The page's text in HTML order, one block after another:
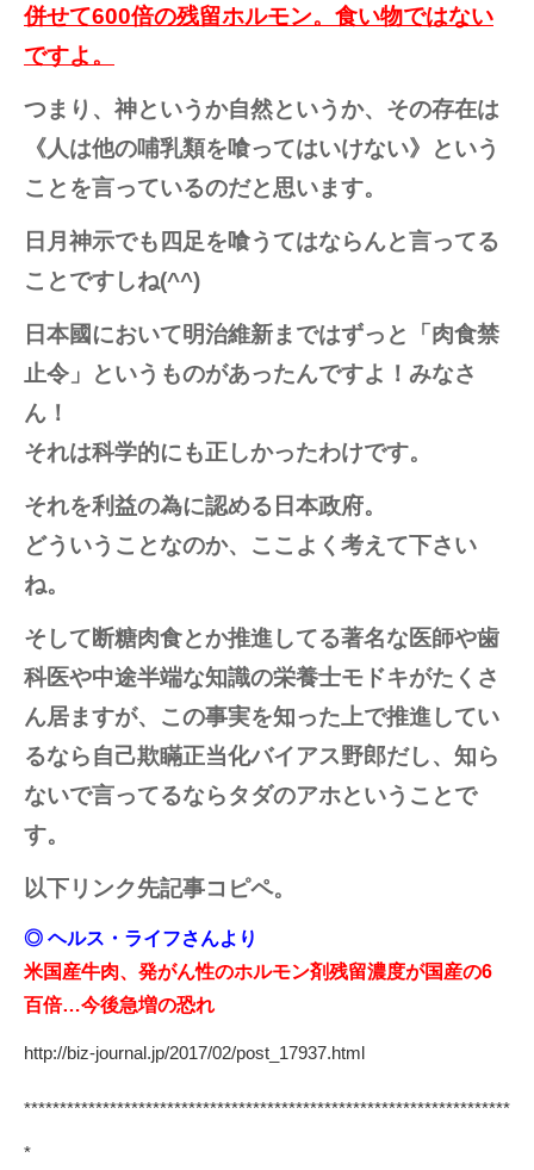
併せて600倍の残留ホルモン。食い物ではない
ですよ。
つまり、神というか自然というか、その存在は
《人は他の哺乳類を喰ってはいけない》という
ことを言っているのだと思います。
日月神示でも四足を喰うてはならんと言ってる
ことですしね(^^)
日本國において明治維新まではずっと「肉食禁
止令」というものがあったんですよ！みなさ
ん！
それは科学的にも正しかったわけです。
それを利益の為に認める日本政府。
どういうことなのか、ここよく考えて下さい
ね。
そして断糖肉食とか推進してる著名な医師や歯
科医や中途半端な知識の栄養士モドキがたくさ
ん居ますが、この事実を知った上で推進してい
るなら自己欺瞞正当化バイアス野郎だし、知ら
ないで言ってるならタダのアホということで
す。
以下リンク先記事コピペ。
◎ ヘルス・ライフさんより
米国産牛肉、発がん性のホルモン剤残留濃度が国産の6
百倍…今後急増の恐れ
http://biz-journal.jp/2017/02/post_17937.html
********************************************************************
*